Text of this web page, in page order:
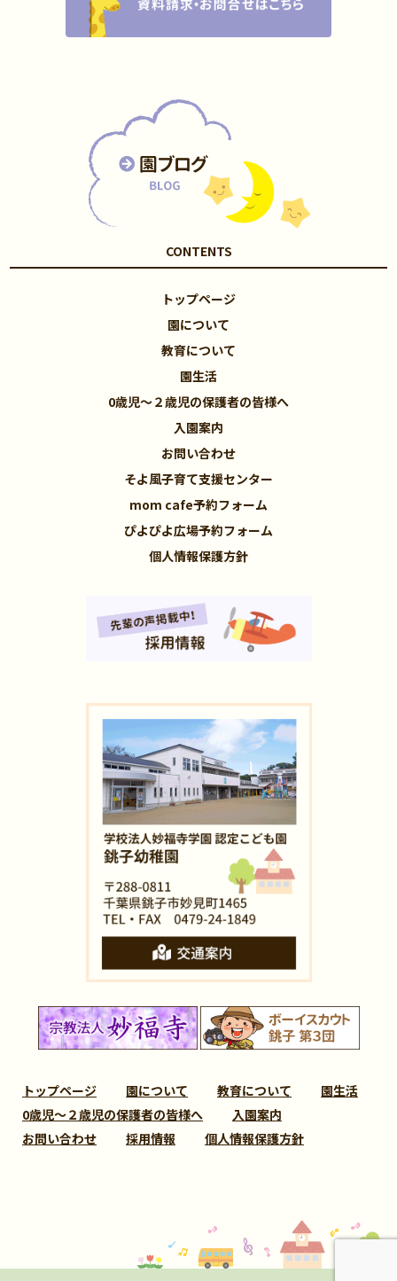
CONTENTS
トップページ
園について
教育について
園生活
0歳児～２歳児の保護者の皆様へ
入園案内
お問い合わせ
そよ風子育て支援センター
mom cafe予約フォーム
ぴよぴよ広場予約フォーム
個人情報保護方針
トップページ 園について 教育について
園生活
0歳児～２歳児の保護者の皆様へ
入園案内
お問い合わせ
採用情報 個人情報保護方針